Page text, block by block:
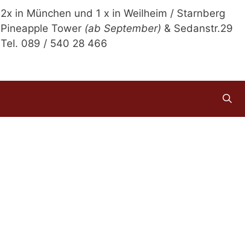
2x in München und 1 x in Weilheim / Starnberg
Pineapple Tower (ab September) & Sedanstr.29
Tel. 089 / 540 28 466